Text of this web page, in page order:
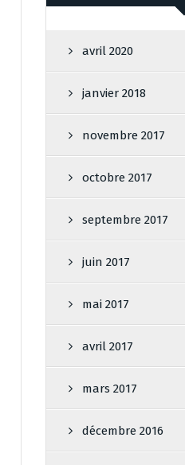
avril 2020
janvier 2018
novembre 2017
octobre 2017
septembre 2017
juin 2017
mai 2017
avril 2017
mars 2017
décembre 2016